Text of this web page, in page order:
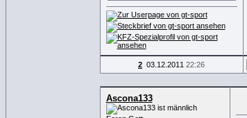
2 03.12.2011 22:26
Ascona133